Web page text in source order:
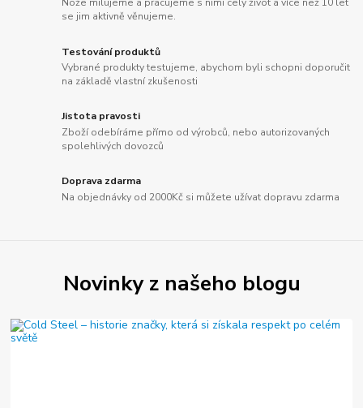
Nože milujeme a pracujeme s nimi celý život a více než 10 let
se jim aktivně věnujeme.
Testování produktů
Vybrané produkty testujeme, abychom byli schopni doporučit
na základě vlastní zkušenosti
Jistota pravosti
Zboží odebíráme přímo od výrobců, nebo autorizovaných
spolehlivých dovozců
Doprava zdarma
Na objednávky od 2000Kč si můžete užívat dopravu zdarma
Novinky z našeho blogu